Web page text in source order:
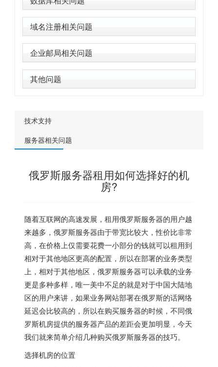
域名注册相关问题
企业邮局相关问题
其他问题
技术支持
服务器相关问题
俄罗斯服务器租用如何选择好的机
房?
随着互联网的高速发展，租用俄罗斯服务器的用户越
来越多，俄罗斯服务器由于带宽比较大，性价比非常
高，在价格上仅需要花费一小部分的钱就可以租用到
相对于其他地区更高的配置，所以在部署的业务类型
上，相对于其他地区，俄罗斯服务器可以承载的业务
更是多种多样，唯一美中不足的就是对于中国大陆地
区的用户来讲，如果业务网站部署在俄罗斯的话网络
延迟会比较高的，所以在购买服务器的时候，不同俄
罗斯机房提供的服务器产品的差距会更加明显，今天
我们就来简单介绍几种购买俄罗斯服务器的技巧。
选择机房的位置